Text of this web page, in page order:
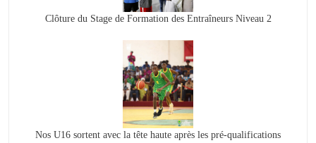
Clôture du Stage de Formation des Entraîneurs Niveau 2
Nos U16 sortent avec la tête haute après les pré-qualifications